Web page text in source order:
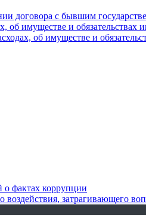
договора с бывшим
об имуществе и обязательствах
об имуществе и
о фактах коррупции
воздействия, затрагивающего